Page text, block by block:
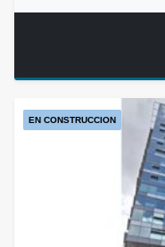
EN CONSTRUCCION